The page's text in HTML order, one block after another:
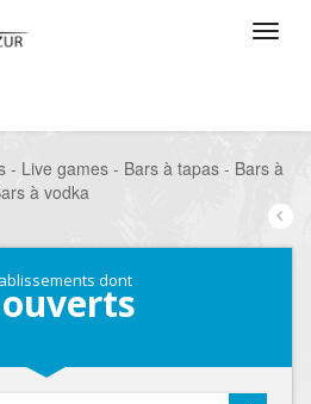
- Live games - Bars à tapas - Bars à
à vodka
dont
ouverts